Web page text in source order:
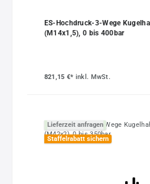
ES-Hochdruck-3-Wege
(M14x1,5), 0 bis 400bar
821,15 €* inkl. MwSt.
Lieferzeit anfragen
Staffelrabatt sichern